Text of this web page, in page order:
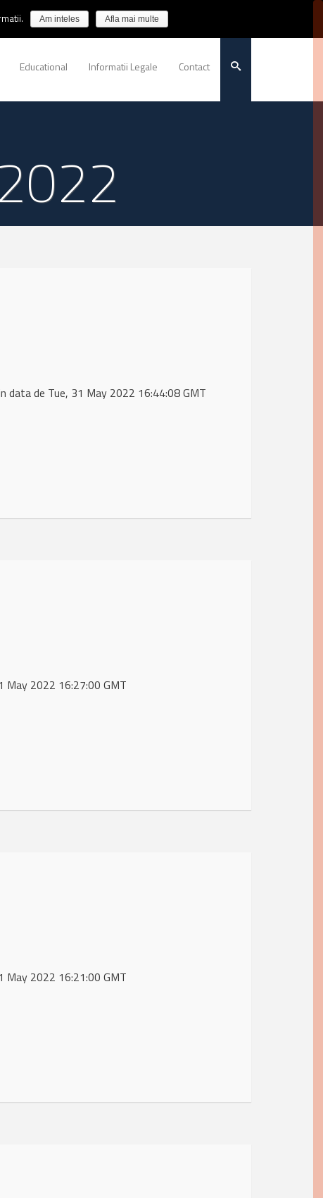
Educational Informatii Legale Contact
data de Tue, 31 May 2022 16:44:08 GMT
May 2022 16:27:00 GMT
May 2022 16:21:00 GMT
Am inteles Afla mai multe